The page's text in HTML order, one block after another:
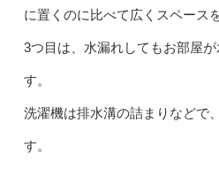
に置くのに比べて広くスペース
3つ目は、水漏れしてもお部屋
す。
洗濯機は排水溝の詰まりなどで
す。